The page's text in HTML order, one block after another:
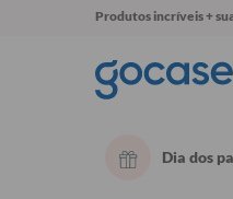
Produtos incríveis +
Dia dos